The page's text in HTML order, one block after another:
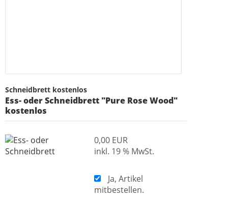
Schneidbrett kostenlos
Ess- oder Schneidbrett "Pure Rose Wood"
kostenlos
0,00 EUR
inkl. 19 % MwSt.
Ja, Artikel
mitbestellen.